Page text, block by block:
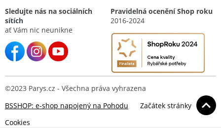
Sledujte nás na sociálních
sítích
ať Vám nic neunikne
Pravidelná ocenění Shop roku
2016-2024
©2023 Parys.cz - Všechna práva vyhrazena
BSSHOP: e-shop napojený na Pohodu
Začátek stránky
Cookies